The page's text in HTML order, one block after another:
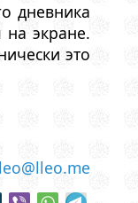
дневника
экране.
это